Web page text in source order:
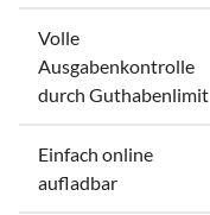
Volle
Ausgabenkontrolle
durch Guthabenlimit
Einfach online
aufladbar